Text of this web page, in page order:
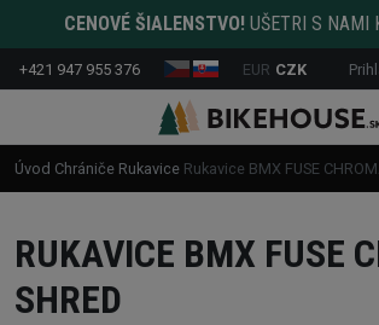
CENOVÉ ŠIALENSTVO! UŠETRI S NAMI
+421 947 955 376 EUR CZK
Úvod Chrániče Rukavice Rukavice BMX FUSE
RUKAVICE BMX FUSE
SHRED